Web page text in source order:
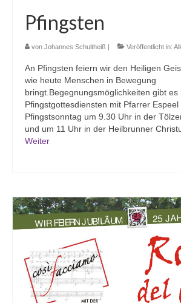
Pfingsten
von Johannes Schultheiß | Veröffentlicht in:
An Pfingsten feiern wir den Heiligen
wie heute Menschen in Bewegung
bringt.Begegnungsmöglichkeiten gibt es
Pfingstgottesdiensten mit Pfarrer Espeel
Pfingstsonntag um 9.30 Uhr in der
und um 11 Uhr in der Heilbrunner
Weiter